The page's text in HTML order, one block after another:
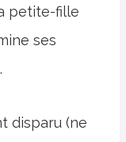
petite-fille
ses
disparu (ne